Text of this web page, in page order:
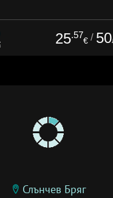
25.57
€ / 50
Слънчев Бряг